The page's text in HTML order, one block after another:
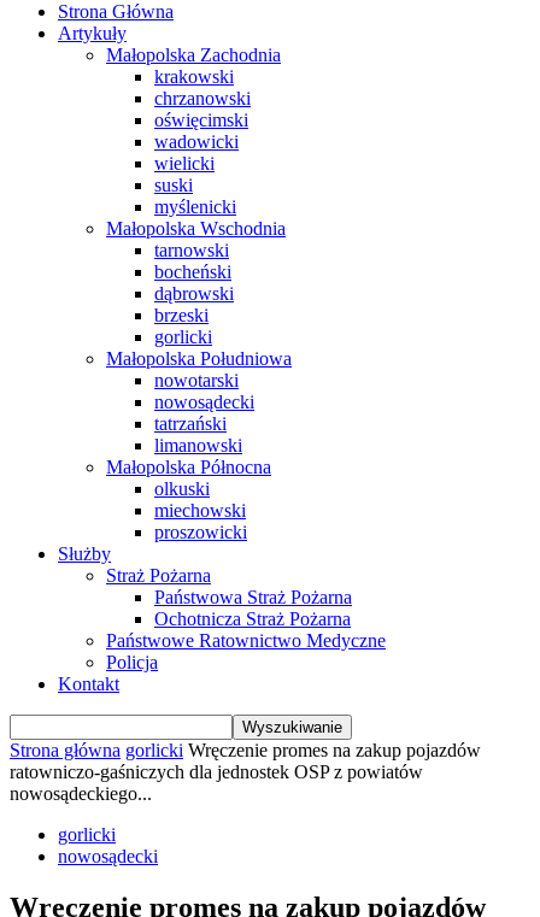
Strona Główna
Artykuły
Małopolska Zachodnia
krakowski
chrzanowski
oświęcimski
wadowicki
wielicki
suski
myślenicki
Małopolska Wschodnia
tarnowski
bocheński
dąbrowski
brzeski
gorlicki
Małopolska Południowa
nowotarski
nowosądecki
tatrzański
limanowski
Małopolska Północna
olkuski
miechowski
proszowicki
Służby
Straż Pożarna
Państwowa Straż Pożarna
Ochotnicza Straż Pożarna
Państwowe Ratownictwo Medyczne
Policja
Kontakt
Strona główna gorlicki Wręczenie promes na zakup pojazdów
ratowniczo-gaśniczych dla jednostek OSP z powiatów
nowosądeckiego...
gorlicki
nowosądecki
Wręczenie promes na zakup pojazdów